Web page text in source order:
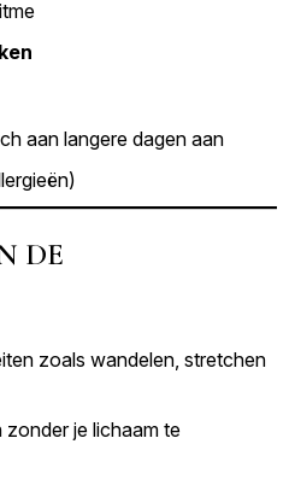
aan langere dagen aan
DE
zoals wandelen, stretchen
zonder je lichaam te